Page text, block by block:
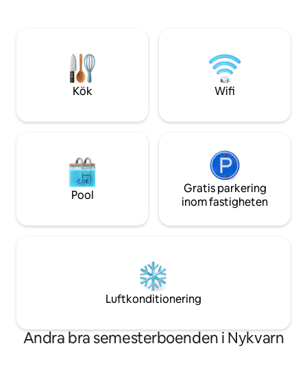
AppleTV+., Formula1 och TV4.
veckor i denna
disponeras privat
Kök Wifi
Pool
Gratis parkering
inom fastigheten
Luftkonditionering
Andra bra semesterboenden i Nykvarn